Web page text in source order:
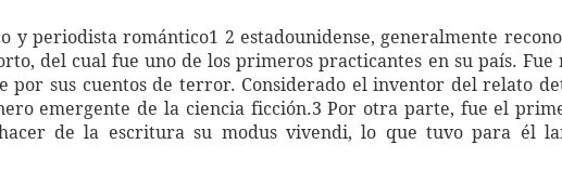
y periodista romántico1 2 estadounidense, generalmente
del cual fue uno de los primeros practicantes en su país. Fue
por sus cuentos de terror. Considerado el inventor del relato
emergente de la ciencia ficción.3 Por otra parte, fue el
de la escritura su modus vivendi, lo que tuvo para él